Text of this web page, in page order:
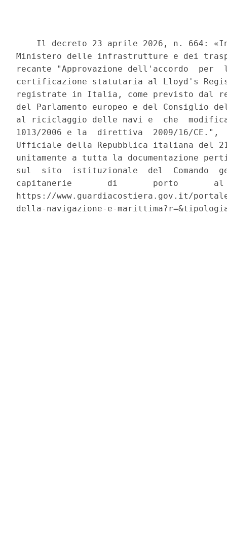
Il decreto 23 aprile 2026, n. 664:
Ministero delle infrastrutture e dei
recante "Approvazione dell'accordo
certificazione statutaria al Lloyd's
registrate in Italia, come previsto dal
del Parlamento europeo e del Consiglio
al riciclaggio delle navi e  che
1013/2006 e la  direttiva  2009/16/CE.",
Ufficiale della Repubblica italiana del
unitamente a tutta la documentazione
sul  sito  istituzionale  del  Comando
capitanerie       di       porto
https://www.guardiacostiera.gov.it/